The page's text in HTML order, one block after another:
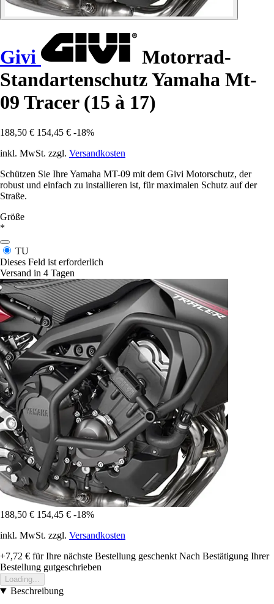
Givi
Motorrad-
Standartenschutz Yamaha Mt-
09 Tracer (15 à 17)
188,50 € 154,45 € -18%
inkl. MwSt. zzgl. Versandkosten
Schützen Sie Ihre Yamaha MT-09 mit dem Givi Motorschutz, der
robust und einfach zu installieren ist, für maximalen Schutz auf der
Straße.
Größe
*
TU
Dieses Feld ist erforderlich
Versand in 4 Tagen
188,50 € 154,45 € -18%
inkl. MwSt. zzgl. Versandkosten
+7,72 € für Ihre nächste Bestellung geschenkt Nach Bestätigung Ihrer
Bestellung gutgeschrieben
Loading...
Beschreibung